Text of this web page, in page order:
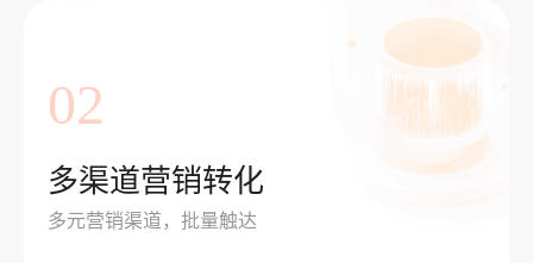
02
多渠道营销转化
多元营销渠道，批量触达